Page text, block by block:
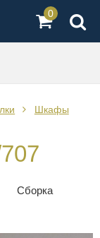
0
Шкафы
Сборка